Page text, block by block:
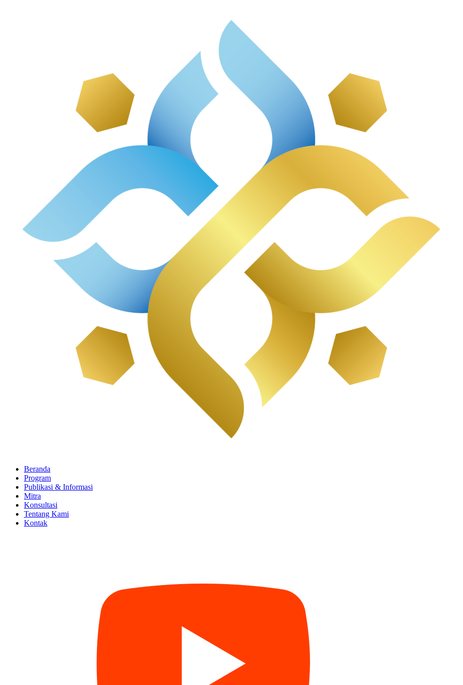
Beranda
Program
Publikasi & Informasi
Mitra
Konsultasi
Tentang Kami
Kontak